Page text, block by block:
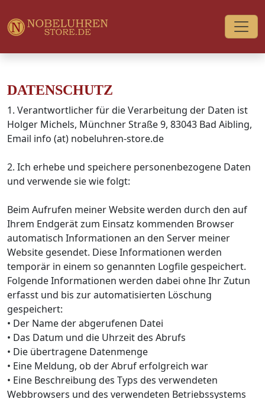
DATENSCHUTZ
1. Verantwortlicher für die Verarbeitung der Daten ist
Holger Michels, Münchner Straße 9, 83043 Bad Aibling,
Email info (at) nobeluhren-store.de
2. Ich erhebe und speichere personenbezogene Daten
und verwende sie wie folgt:
Beim Aufrufen meiner Website werden durch den auf
Ihrem Endgerät zum Einsatz kommenden Browser
automatisch Informationen an den Server meiner
Website gesendet. Diese Informationen werden
temporär in einem so genannten Logfile gespeichert.
Folgende Informationen werden dabei ohne Ihr Zutun
erfasst und bis zur automatisierten Löschung
gespeichert:
• Der Name der abgerufenen Datei
• Das Datum und die Uhrzeit des Abrufs
• Die übertragene Datenmenge
• Eine Meldung, ob der Abruf erfolgreich war
• Eine Beschreibung des Typs des verwendeten
Webbrowsers und des verwendeten Betriebssystems